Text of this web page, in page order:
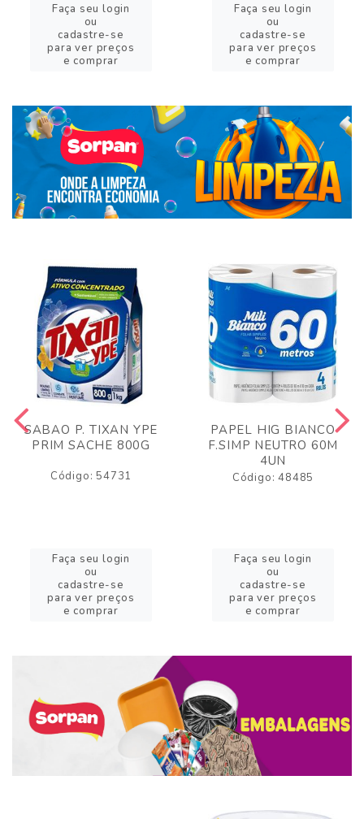
Faça seu login
ou
cadastre-se
para ver preços
e comprar
Faça seu login
ou
cadastre-se
para ver preços
e comprar
SABAO P. TIXAN YPE
PRIM SACHE 800G
Código: 54731
Faça seu login
ou
cadastre-se
para ver preços
e comprar
PAPEL HIG BIANCO
F.SIMP NEUTRO 60M
4UN
Código: 48485
Faça seu login
ou
cadastre-se
para ver preços
e comprar